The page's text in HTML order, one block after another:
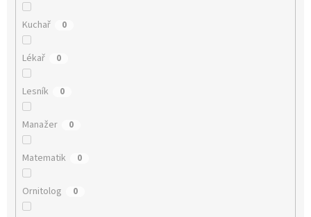
Kuchař 0
Lékař 0
Lesník 0
Manažer 0
Matematik 0
Ornitolog 0